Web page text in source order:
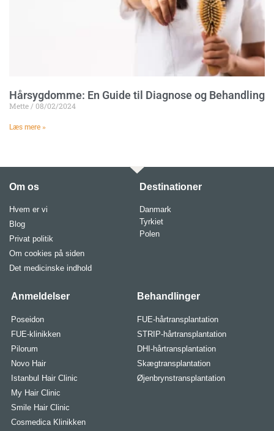
Hårsygdomme: En Guide til Diagnose og Behandling
Mette 08/02/2024
Læs mere »
Om os
Hvem er vi
Blog
Privat politik
Om cookies på siden
Det medicinske indhold
Destinationer
Danmark
Tyrkiet
Polen
Anmeldelser
Poseidon
FUE-klinikken
Pilorum
Novo Hair
Istanbul Hair Clinic
My Hair Clinic
Smile Hair Clinic
Cosmedica Klinikken
Behandlinger
FUE-hårtransplantation
STRIP-hårtransplantation
DHI-hårtransplantation
Skægtransplantation
Øjenbrynstransplantation